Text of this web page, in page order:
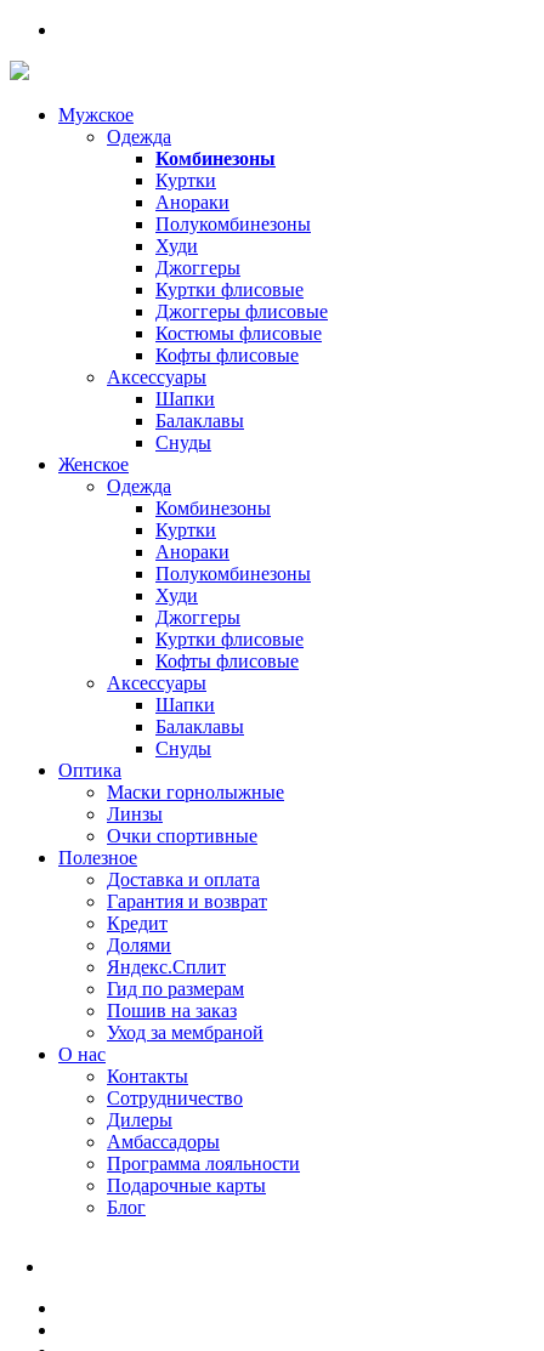
Мужское
Одежда
Комбинезоны
Куртки
Анораки
Полукомбинезоны
Худи
Джоггеры
Куртки флисовые
Джоггеры флисовые
Костюмы флисовые
Кофты флисовые
Аксессуары
Шапки
Балаклавы
Снуды
Женское
Одежда
Комбинезоны
Куртки
Анораки
Полукомбинезоны
Худи
Джоггеры
Куртки флисовые
Кофты флисовые
Аксессуары
Шапки
Балаклавы
Снуды
Оптика
Маски горнолыжные
Линзы
Очки спортивные
Полезное
Доставка и оплата
Гарантия и возврат
Кредит
Долями
Яндекс.Сплит
Гид по размерам
Пошив на заказ
Уход за мембраной
О нас
Контакты
Сотрудничество
Дилеры
Амбассадоры
Программа лояльности
Подарочные карты
Блог